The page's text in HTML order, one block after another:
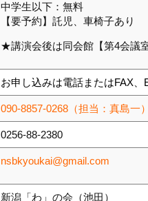
中学生以下：無料
【要予約】託児、車椅子あり
★講演会後は同会館【第4会議
お申し込みは電話またはFAX
090-8857-0268（担当：真島一
0256-88-2380
nsbkyoukai@gmail.com
新潟「わ」の会（池田）